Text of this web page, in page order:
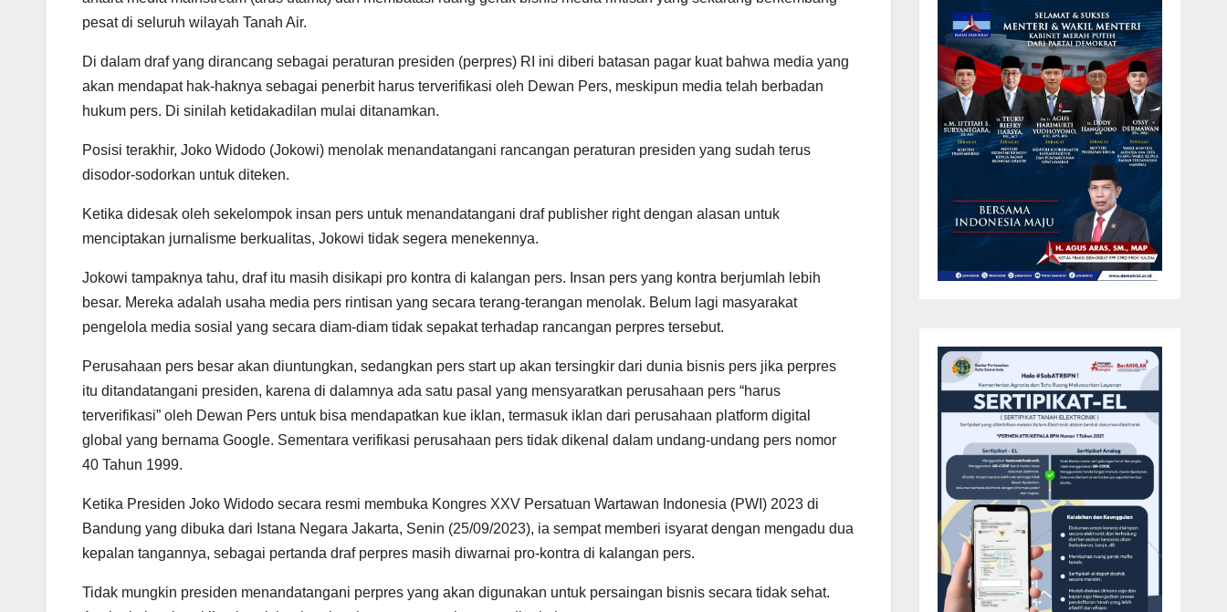
pesat di seluruh wilayah Tanah Air.
Di dalam draf yang dirancang sebagai peraturan presiden (perpres) RI ini diberi batasan pagar kuat bahwa media yang
akan mendapat hak-haknya sebagai penerbit harus terverifikasi oleh Dewan Pers, meskipun media telah berbadan
hukum pers. Di sinilah ketidakadilan mulai ditanamkan.
Posisi terakhir, Joko Widodo (Jokowi) menolak menandatangani rancangan peraturan presiden yang sudah terus
disodor-sodorkan untuk diteken.
Ketika didesak oleh sekelompok insan pers untuk menandatangani draf publisher right dengan alasan untuk
menciptakan jurnalisme berkualitas, Jokowi tidak segera menekennya.
Jokowi tampaknya tahu, draf itu masih disikapi pro kontra di kalangan pers. Insan pers yang kontra berjumlah lebih
besar. Mereka adalah usaha media pers rintisan yang secara terang-terangan menolak. Belum lagi masyarakat
pengelola media sosial yang secara diam-diam tidak sepakat terhadap rancangan perpres tersebut.
Perusahaan pers besar akan diuntungkan, sedangkan pers start up akan tersingkir dari dunia bisnis pers jika perpres
itu ditandatangani presiden, karena di dalamnya ada satu pasal yang mensyaratkan perusahaan pers “harus
terverifikasi” oleh Dewan Pers untuk bisa mendapatkan kue iklan, termasuk iklan dari perusahaan platform digital
global yang bernama Google. Sementara verifikasi perusahaan pers tidak dikenal dalam undang-undang pers nomor
40 Tahun 1999.
Ketika Presiden Joko Widodo secara resmi membuka Kongres XXV Persatuan Wartawan Indonesia (PWI) 2023 di
Bandung yang dibuka dari Istana Negara Jakarta, Senin (25/09/2023), ia sempat memberi isyarat dengan mengadu dua
kepalan tangannya, sebagai pertanda draf perpres masih diwarnai pro-kontra di kalangan pers.
Tidak mungkin presiden menandatangani perpres yang akan digunakan untuk persaingan bisnis secara tidak sehat.